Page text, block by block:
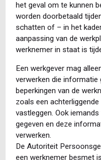
het geval om te kunnen
worden doorbetaald
schatten of – in het
aanpassing van de
werknemer in staat is
Een werkgever mag
verwerken die informatie
beperkingen van de
zoals een
vastleggen. Ook
gegeven en deze
verwerken.
De Autoriteit
een werknemer besmet